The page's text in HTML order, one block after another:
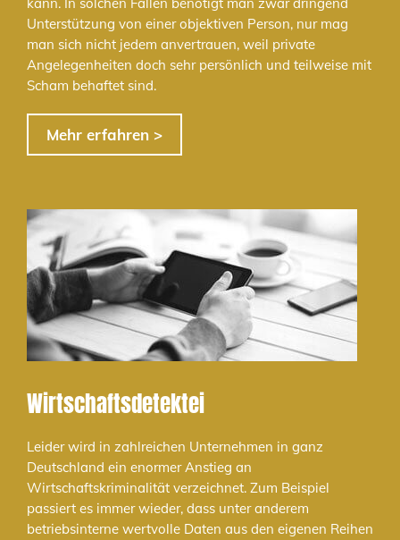
kann. In solchen Fällen benötigt man zwar dringend
Unterstützung von einer objektiven Person, nur mag
man sich nicht jedem anvertrauen, weil private
Angelegenheiten doch sehr persönlich und teilweise mit
Scham behaftet sind.
Mehr erfahren >
Wirtschaftsdetektei
Leider wird in zahlreichen Unternehmen in ganz
Deutschland ein enormer Anstieg an
Wirtschaftskriminalität verzeichnet. Zum Beispiel
passiert es immer wieder, dass unter anderem
betriebsinterne wertvolle Daten aus den eigenen Reihen